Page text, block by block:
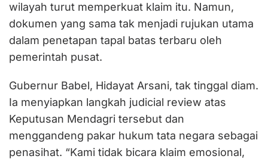
wilayah turut memperkuat klaim itu. Namun,
dokumen yang sama tak menjadi rujukan utama
dalam penetapan tapal batas terbaru oleh
pemerintah pusat.
Gubernur Babel, Hidayat Arsani, tak tinggal diam.
Ia menyiapkan langkah judicial review atas
Keputusan Mendagri tersebut dan
menggandeng pakar hukum tata negara sebagai
penasihat. “Kami tidak bicara klaim emosional,